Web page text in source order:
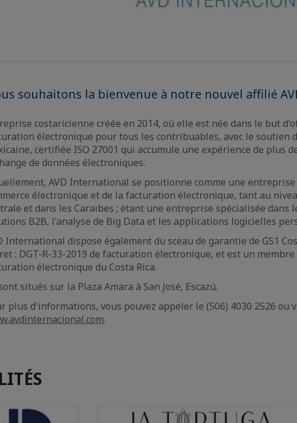
souhaitons la bienvenue à notre nouvel affilié
costaricienne créée en 2014, où elle est née dans le but
électronique pour tous les contribuables, avec le soutien
certifiée ISO 27001 qui accumule une expérience de plus
de données électroniques.
AVD International se positionne comme une
électronique et de la facturation électronique, tant au
et dans les Caraïbes ; étant une entreprise spécialisée dans
B2B, l'analyse de Big Data et les applications logicielles
International dispose également du sceau de garantie de GS1
: DGT-R-33-2019 de facturation électronique, et est un
électronique du Costa Rica.
situés sur la Plaza Amara à San José, Escazú.
plus d'informations, vous pouvez appeler le (506) 4030 2526 ou
.